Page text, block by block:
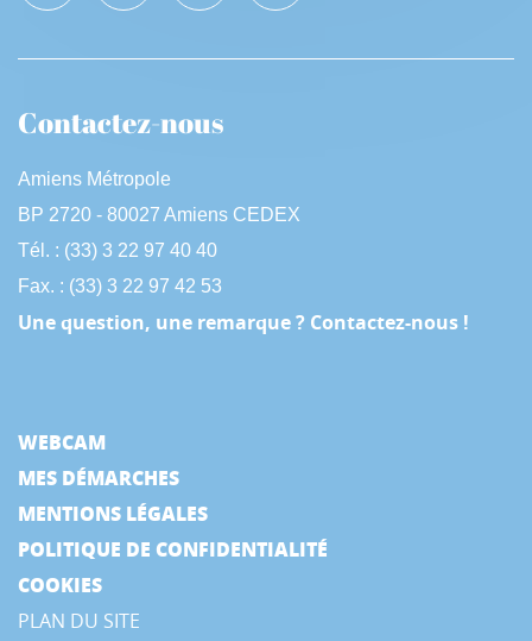
Contactez-nous
Amiens Métropole
BP 2720 - 80027 Amiens CEDEX
Tél. : (33) 3 22 97 40 40
Fax. : (33) 3 22 97 42 53
Une question, une remarque ? Contactez-nous !
WEBCAM
MES DÉMARCHES
MENTIONS LÉGALES
POLITIQUE DE CONFIDENTIALITÉ
COOKIES
PLAN DU SITE